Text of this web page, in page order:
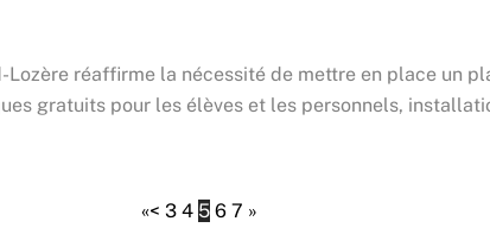
réaffirme la nécessité de mettre en place un
gratuits pour les élèves et les personnels,
«< 3 4 5 6 7 »